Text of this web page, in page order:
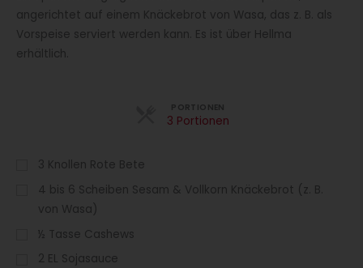
angerichtet auf einem Knäckebrot von Wasa, das z. B. als
Vorspeise serviert werden kann. Es ist über Hellma
erhältlich.
PORTIONEN
3 Portionen
3 Knollen Rote Bete
4 bis 6 Scheiben Sesam & Vollkorn Knäckebrot (z. B.
von Wasa)
½ Tasse Cashews
2 EL Sojasauce